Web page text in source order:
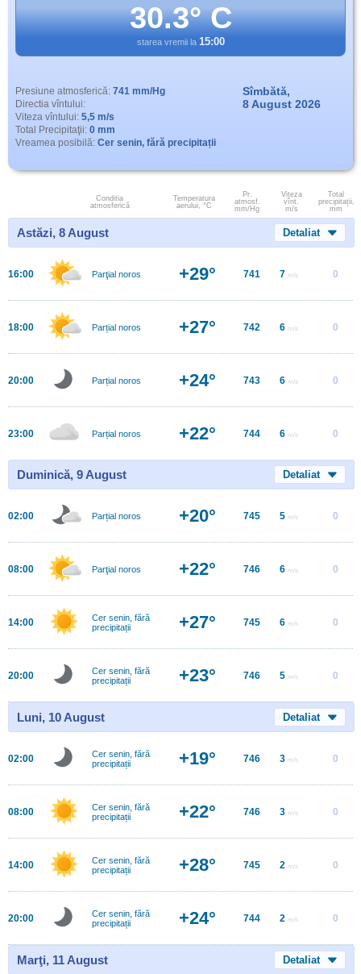
30.3° C
starea vremii la 15:00
Presiune atmosferică: 741 mm/Hg
Directia vîntului:
Viteza vîntului: 5,5 m/s
Total Precipitaţii: 0 mm
Vreamea posibilă: Cer senin, fără precipitații
Sîmbătă,
8 August 2026
Conditia
atmosferică
Temperatura
aerului, °C
Pr.
atmosf.
mm/Hg
Viteza
vînt.
m/s
Total
precipitații,
mm
Astăzi, 8 August Detaliat
16:00 Parţial noros +29° 741 7 m/s 0
18:00 Parțial noros +27° 742 6 m/s 0
20:00 Parțial noros +24° 743 6 m/s 0
23:00 Parțial noros +22° 744 6 m/s 0
Duminică, 9 August Detaliat
02:00 Parțial noros +20° 745 5 m/s 0
08:00 Parţial noros +22° 746 6 m/s 0
14:00
Cer senin, fără
precipitații
+27° 745 6 m/s 0
20:00
Cer senin, fără
precipitații
+23° 746 5 m/s 0
Luni, 10 August Detaliat
02:00
Cer senin, fără
precipitații
+19° 746 3 m/s 0
08:00
Cer senin, fără
precipitații
+22° 746 3 m/s 0
14:00
Cer senin, fără
precipitații
+28° 745 2 m/s 0
20:00
Cer senin, fără
precipitații
+24° 744 2 m/s 0
Marţi, 11 August Detaliat